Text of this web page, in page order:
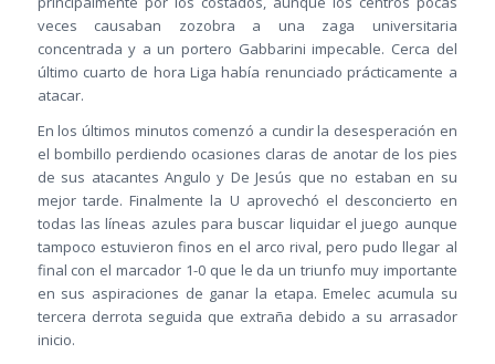
veces causaban zozobra a una zaga universitaria
concentrada y a un portero Gabbarini impecable. Cerca del
último cuarto de hora Liga había renunciado prácticamente a
atacar.
En los últimos minutos comenzó a cundir la desesperación en
el bombillo perdiendo ocasiones claras de anotar de los pies
de sus atacantes Angulo y De Jesús que no estaban en su
mejor tarde. Finalmente la U aprovechó el desconcierto en
todas las líneas azules para buscar liquidar el juego aunque
tampoco estuvieron finos en el arco rival, pero pudo llegar al
final con el marcador 1-0 que le da un triunfo muy importante
en sus aspiraciones de ganar la etapa. Emelec acumula su
tercera derrota seguida que extraña debido a su arrasador
inicio.